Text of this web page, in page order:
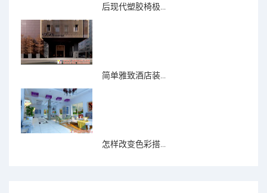
后现代塑胶椅极...
简单雅致酒店装...
怎样改变色彩搭...